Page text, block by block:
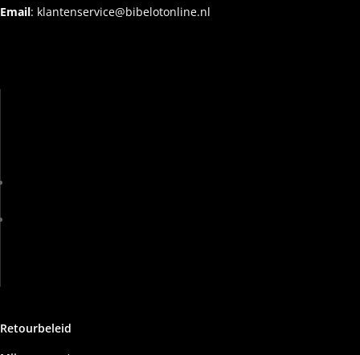
Email: klantenservice@bibelotonline.nl
Retourbeleid